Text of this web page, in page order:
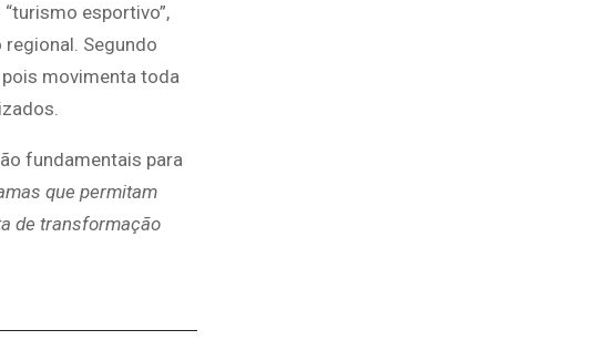
esportivo”,
Segundo
movimenta toda
fundamentais para
que permitam
de transformação